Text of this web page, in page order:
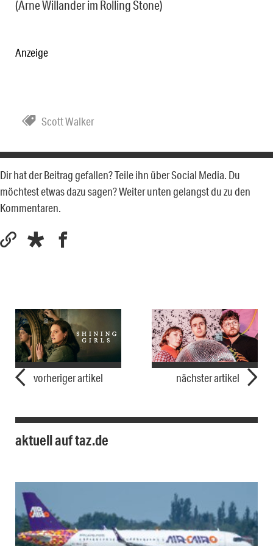
(Arne Willander im Rolling Stone)
Anzeige
Scott Walker
Dir hat der Beitrag gefallen? Teile ihn über Social Media. Du
möchtest etwas dazu sagen? Weiter unten gelangst du zu den
Kommentaren.
vorheriger artikel nächster artikel
aktuell auf taz.de